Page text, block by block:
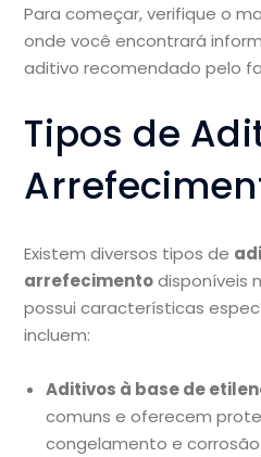
Para começar, verifique o
onde você encontrará
aditivo recomendado pelo
Tipos de
Existem diversos tipos de
arrefecimentodisponíveis
possui características
incluem:
Aditivos à base de
comuns e oferecem
congelamento e corrosão.